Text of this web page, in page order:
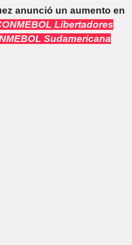
anunció un aumento en
Libertadores
Sudamericana